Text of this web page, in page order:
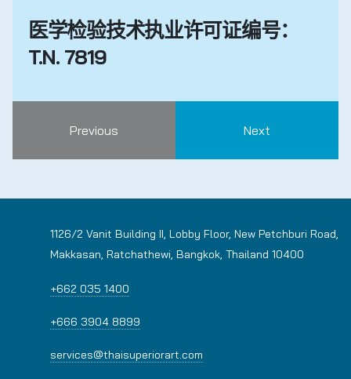
医学检验技术执业许可证编号：
T.N. 7819
Previous Next
1126/2 Vanit Building II, Lobby Floor, New Petchburi Road,
Makkasan, Ratchathewi, Bangkok, Thailand 10400
+662 035 1400
+666 3904 8899
services@thaisuperiorart.com